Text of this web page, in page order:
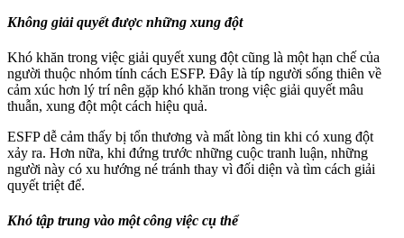
Không giải quyết được những xung đột
Khó khăn trong việc giải quyết xung đột cũng là một hạn chế của
người thuộc nhóm tính cách ESFP. Đây là típ người sống thiên về
cảm xúc hơn lý trí nên gặp khó khăn trong việc giải quyết mâu
thuẫn, xung đột một cách hiệu quả.
ESFP dễ cảm thấy bị tổn thương và mất lòng tin khi có xung đột
xảy ra. Hơn nữa, khi đứng trước những cuộc tranh luận, những
người này có xu hướng né tránh thay vì đối diện và tìm cách giải
quyết triệt để.
Khó tập trung vào một công việc cụ thể